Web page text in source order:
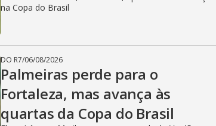
na Copa do Brasil
DO R7/06/08/2026
Palmeiras perde para o
Fortaleza, mas avança às
quartas da Copa do Brasil